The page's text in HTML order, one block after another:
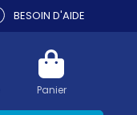
BESOIN D'AIDE
Panier